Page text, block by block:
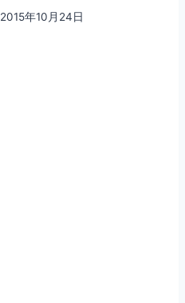
2015年10月24日